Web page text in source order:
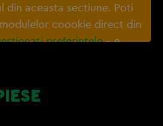
din aceasta sectiune. Poti
coookie direct din
preferințele– e